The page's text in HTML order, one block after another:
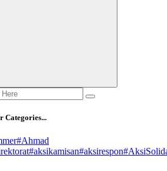
Categories...
#Ahmad
#aksikamisan#aksirespon